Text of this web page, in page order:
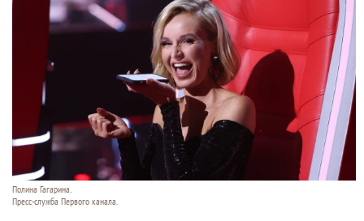
Полина Гагарина.
Пресс-служба Первого канала.